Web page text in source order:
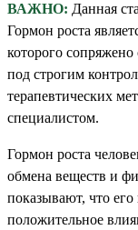
ВАЖНО: Данная
Гормон роста
которого
под строгим
терапевтических
специалистом.
Гормон роста
обмена веществ и
показывают, что
положительное